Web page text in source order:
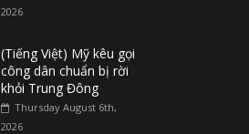
2026
(Tiếng Việt) Mỹ kêu gọi
công dân chuẩn bị rời
khỏi Trung Đông
Thursday August 6th,
2026